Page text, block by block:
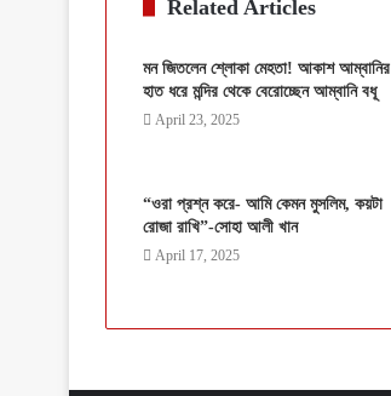
Related Articles
মন জিতলেন শ্লোকা মেহতা! আকাশ আম্বানির
হাত ধরে মন্দির থেকে বেরোচ্ছেন আম্বানি বধূ
April 23, 2025
“ওরা প্রশ্ন করে- আমি কেমন মুসলিম, কয়টা
রোজা রাখি”-সোহা আলী খান
April 17, 2025